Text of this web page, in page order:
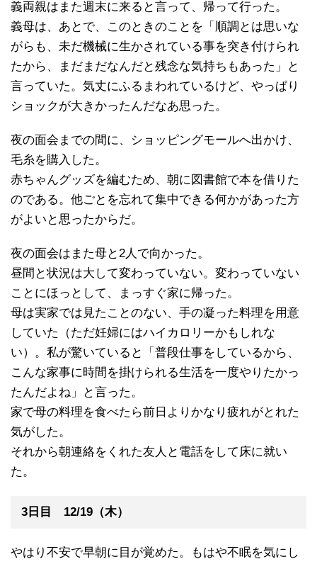
義両親はまた週末に来ると言って、帰って行った。
義母は、あとで、このときのことを「順調とは思いな
がらも、未だ機械に生かされている事を突き付けられ
たから、まだまだなんだと残念な気持ちもあった」と
言っていた。気丈にふるまわれているけど、やっぱり
ショックが大きかったんだなあ思った。
夜の面会までの間に、ショッピングモールへ出かけ、
毛糸を購入した。
赤ちゃんグッズを編むため、朝に図書館で本を借りた
のである。他ごとを忘れて集中できる何かがあった方
がよいと思ったからだ。
夜の面会はまた母と2人で向かった。
昼間と状況は大して変わっていない。変わっていない
ことにほっとして、まっすぐ家に帰った。
母は実家では見たことのない、手の凝った料理を用意
していた（ただ妊婦にはハイカロリーかもしれな
い）。私が驚いていると「普段仕事をしているから、
こんな家事に時間を掛けられる生活を一度やりたかっ
たんだよね」と言った。
家で母の料理を食べたら前日よりかなり疲れがとれた
気がした。
それから朝連絡をくれた友人と電話をして床に就い
た。
3日目 12/19（木）
やはり不安で早朝に目が覚めた。もはや不眠を気にし